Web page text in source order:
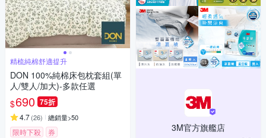
精梳純棉舒適提升
DON 100%純棉床包枕套組(單
人/雙人/加大)-多款任選
$690 75折
4.7(26) 總銷量>50
限時下殺 券 3M官方旗艦店